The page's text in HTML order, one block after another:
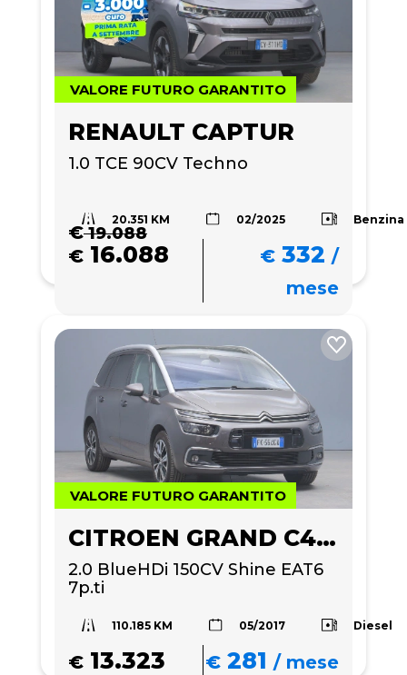
VALORE FUTURO GARANTITO
RENAULT CAPTUR
1.0 TCE 90CV Techno
20.351 KM 02/2025 Benzina
€19.088
€ 16.088 € 332 /
mese
VALORE FUTURO GARANTITO
CITROEN GRAND C4 PICASSO
2.0 BlueHDi 150CV Shine EAT6
7p.ti
110.185 KM 05/2017 Diesel
€ 13.323 € 281 /mese